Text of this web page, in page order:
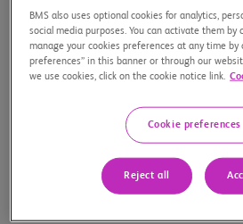
anormal de laboratorio), síntoma o
presenta en una persona a la que
medicamento, y que no
relación de causalidad con este
Otros Eventos Reportables.
notificados a Bristol Myers Squibb
a continuación que sucedan
producto medicinal de la compañía:
BMS also uses optional cookies for analytics,
social media purposes. You can activate them by
manage your cookies preferences at any time by
preferences” in this banner or through our
we use cookies, click on the cookie notice link.
Cookie preferences
Reject all